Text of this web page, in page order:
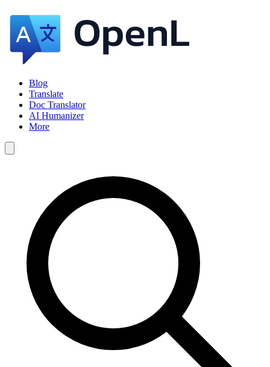
Blog
Translate
Doc Translator
AI Humanizer
More